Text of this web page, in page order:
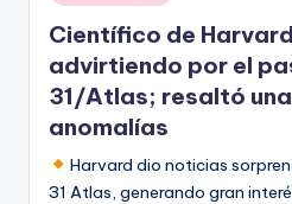
en
Científico de
advirtiendo por el
31/Atlas; resaltó
anomalías
Harvard dio noticias
31 Atlas, generando gran